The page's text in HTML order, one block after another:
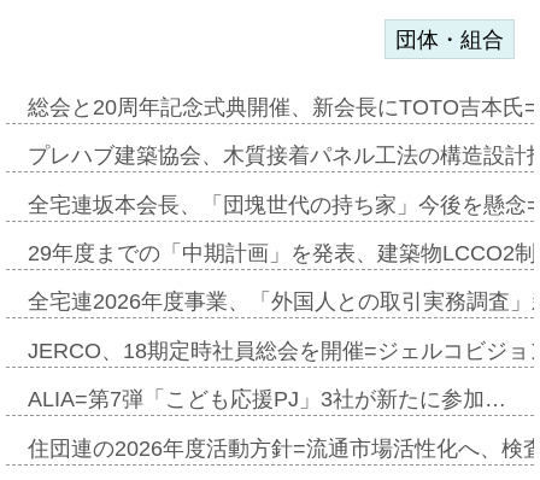
団体・組合
総会と20周年記念式典開催、新会長にTOTO吉本氏
プレハブ建築協会、木質接着パネル工法の構造設
全宅連坂本会長、「団塊世代の持ち家」今後を懸
29年度までの「中期計画」を発表、建築物LCCO2
全宅連2026年度事業、「外国人との取引実務調査
JERCO、18期定時社員総会を開催=ジェルコビジ
ALIA=第7弾「こども応援PJ」3社が新たに参加…
住団連の2026年度活動方針=流通市場活性化へ、検